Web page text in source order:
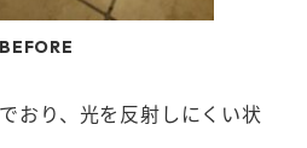
BEFORE
おり、光を反射しにくい状